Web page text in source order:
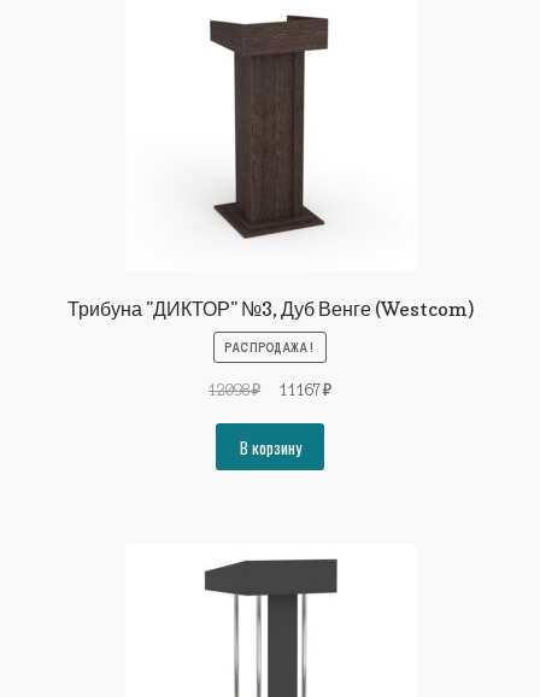
Трибуна "ДИКТОР" №3, Дуб Венге (Westcom)
РАСПРОДАЖА!
12098₽
Первоначальная
составляла
12098₽.
11167₽Текущая
В корзину